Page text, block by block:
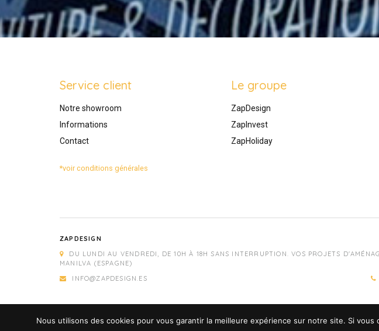
Service client
Notre showroom
Informations
Contact
Le groupe
ZapDesign
ZapInvest
ZapHoliday
*voir conditions générales
ZAPDESIGN
DU LUNDI AU VENDREDI, DE 10H À 18H SANS INTERRUPTION. VOS PROJETS
MANILVA (ESPAGNE)
INFO@ZAPDESIGN.ES
Nous utilisons des cookies pour vous garantir la meilleure expérience sur notre site. Si